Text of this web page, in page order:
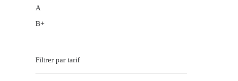
A
B+
Filtrer par tarif